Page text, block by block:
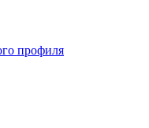
профиля